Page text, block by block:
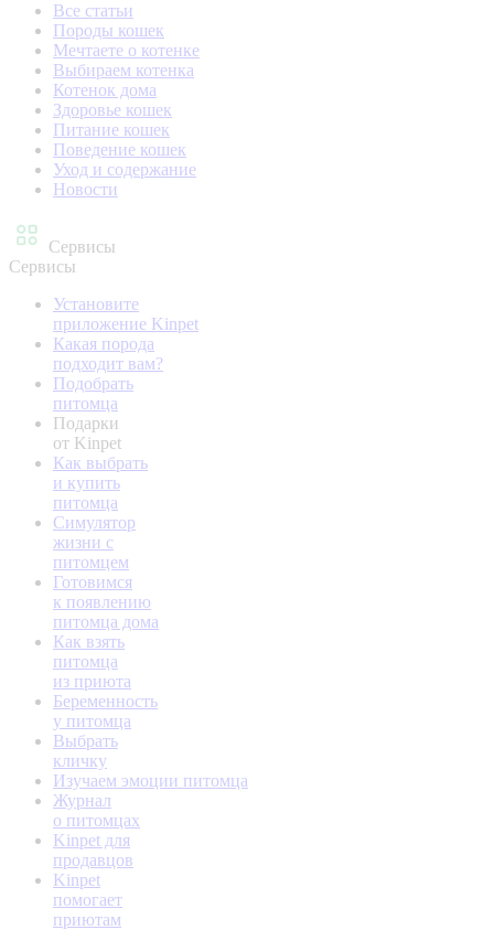
Все статьи
Породы кошек
Мечтаете о котенке
Выбираем котенка
Котенок дома
Здоровье кошек
Питание кошек
Поведение кошек
Уход и содержание
Новости
Сервисы
Сервисы
Установите
приложение Kinpet
Какая порода
подходит вам?
Подобрать
питомца
Подарки
от Kinpet
Как выбрать
и купить
питомца
Симулятор
жизни с
питомцем
Готовимся
к появлению
питомца дома
Как взять
питомца
из приюта
Беременность
у питомца
Выбрать
кличку
Изучаем эмоции питомца
Журнал
о питомцах
Kinpet для
продавцов
Kinpet
помогает
приютам